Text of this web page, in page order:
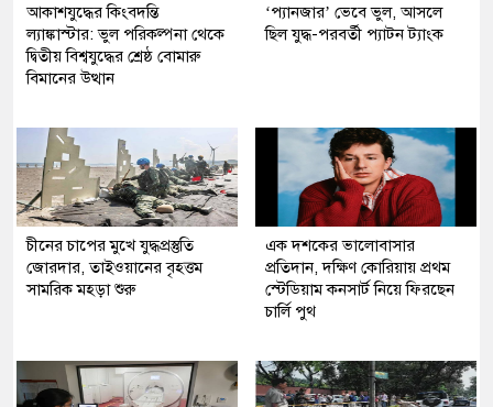
আকাশযুদ্ধের কিংবদন্তি
ল্যাঙ্কাস্টার: ভুল পরিকল্পনা থেকে
দ্বিতীয় বিশ্বযুদ্ধের শ্রেষ্ঠ বোমারু
বিমানের উত্থান
‘প্যানজার’ ভেবে ভুল, আসলে
ছিল যুদ্ধ-পরবর্তী প্যাটন ট্যাংক
চীনের চাপের মুখে যুদ্ধপ্রস্তুতি
জোরদার, তাইওয়ানের বৃহত্তম
সামরিক মহড়া শুরু
এক দশকের ভালোবাসার
প্রতিদান, দক্ষিণ কোরিয়ায় প্রথম
স্টেডিয়াম কনসার্ট নিয়ে ফিরছেন
চার্লি পুথ